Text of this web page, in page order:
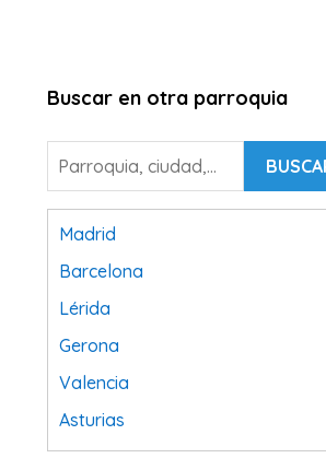
Buscar en otra parroquia
Madrid
Barcelona
Lérida
Gerona
Valencia
Asturias
Tarragona